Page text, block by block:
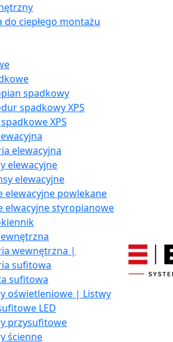
do ciepłego montażu
spadkowy
spadkowy XPS
XPS
elewacyjna
elewacyjne
elewacyjne
elewacyjne powlekane
elwacyjne styropianowe
wewnętrzna |
sufitowa
sufitowa
oświetleniowe | Listwy
LED
przysufitowe
ścienne